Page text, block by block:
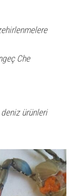
Che
deniz ürünleri